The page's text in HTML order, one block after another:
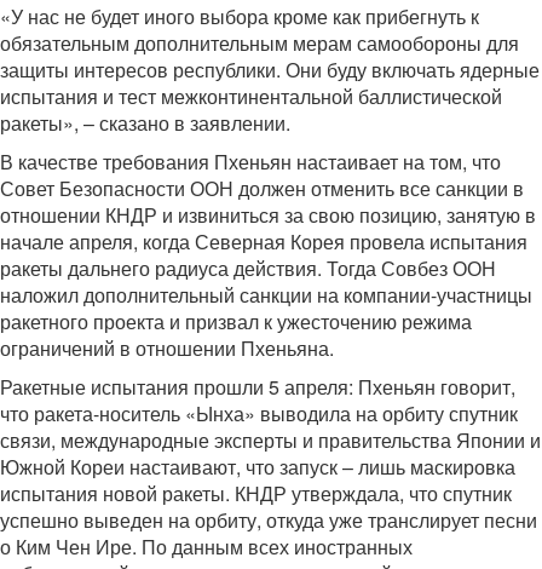
«У нас не будет иного выбора кроме как прибегнуть к
обязательным дополнительным мерам самообороны для
защиты интересов республики. Они буду включать ядерные
испытания и тест межконтинентальной баллистической
ракеты», – сказано в заявлении.
В качестве требования Пхеньян настаивает на том, что
Совет Безопасности ООН должен отменить все санкции в
отношении КНДР и извиниться за свою позицию, занятую в
начале апреля, когда Северная Корея провела испытания
ракеты дальнего радиуса действия. Тогда Совбез ООН
наложил дополнительный санкции на компании-участницы
ракетного проекта и призвал к ужесточению режима
ограничений в отношении Пхеньяна.
Ракетные испытания прошли 5 апреля: Пхеньян говорит,
что ракета-носитель «Ынха» выводила на орбиту спутник
связи, международные эксперты и правительства Японии и
Южной Кореи настаивают, что запуск – лишь маскировка
испытания новой ракеты. КНДР утверждала, что спутник
успешно выведен на орбиту, откуда уже транслирует песни
о Ким Чен Ире. По данным всех иностранных